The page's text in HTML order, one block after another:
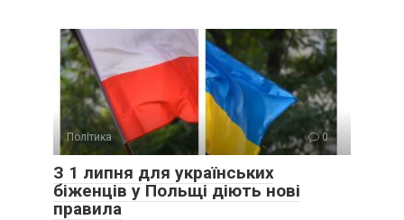
Політика 0
З 1 липня для українських
біженців у Польщі діють нові
правила